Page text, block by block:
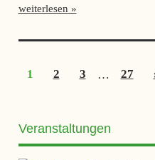
weiterlesen
Seitennummerierung
1 2 3 … 27
Veranstaltungen